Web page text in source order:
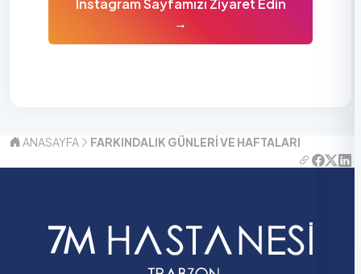
Instagram Sayfamızı Ziyaret Edin
→
ANASAYFA FARKINDALIK GÜNLERI VE HAFTALARI